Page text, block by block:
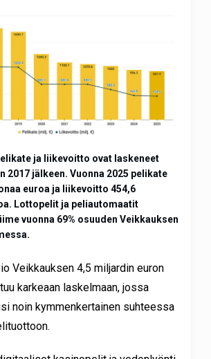
ja liikevoitto ovat laskeneet
2017 jälkeen. Vuonna 2025 pelikate
euroa ja liikevoitto 454,6
Lottopelit ja peliautomaatit
vuonna 69% osuuden Veikkauksen
Veikkauksen 4,5 miljardin euron
karkeaan laskelmaan, jossa
noin kymmenkertainen suhteessa